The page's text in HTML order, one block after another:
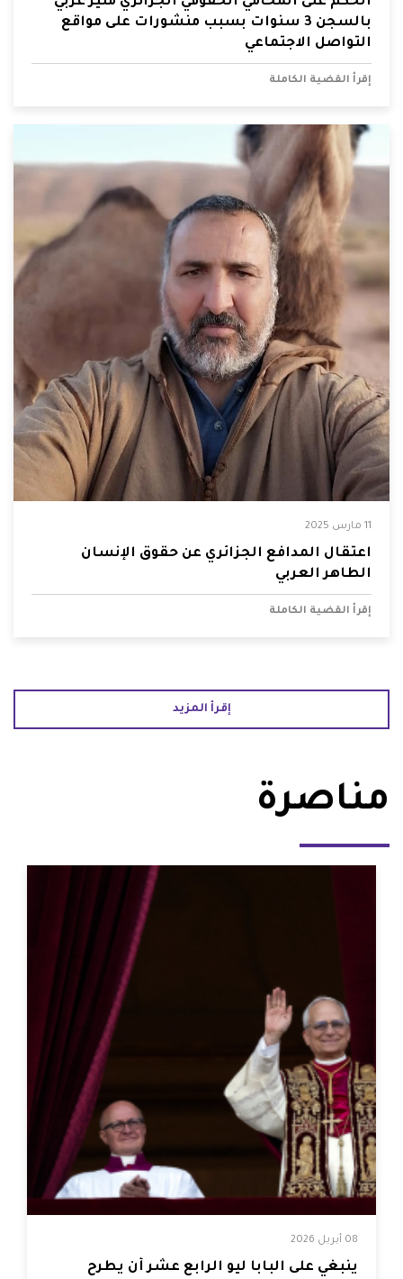
بالسجن 3 سنوات بسبب منشورات على مواقع
التواصل الاجتماعي
إقرأ القضية الكاملة
11 مارس 2025
اعتقال المدافع الجزائري عن حقوق الإنسان
الطاهر العربي
إقرأ القضية الكاملة
إقرأ المزيد
مناصرة
08 أبريل 2026
ينبغي على البابا ليو الرابع عشر أن يطرح